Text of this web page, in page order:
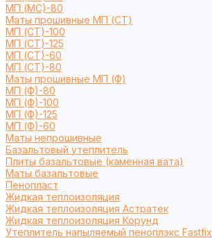
МП (МС)-80
Маты прошивные МП (СТ)
МП (СТ)-100
МП (СТ)-125
МП (СТ)-60
МП (СТ)-80
Маты прошивные МП (Ф)
МП (Ф)-80
МП (Ф)-100
МП (Ф)-125
МП (Ф)-60
Маты непрошивные
Базальтовый утеплитель
Плиты базальтовые (каменная вата)
Маты базальтовые
Пенопласт
Жидкая теплоизоляция
Жидкая теплоизоляция Астратек
Жидкая теплоизоляция Корунд
Утеплитель напыляемый пеноплэкс Fastfix